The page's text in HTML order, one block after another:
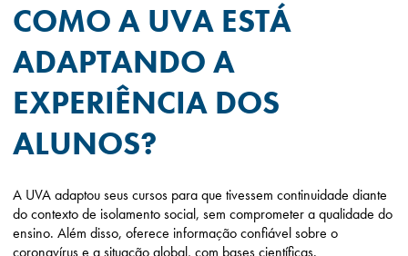
COMO A UVA ESTÁ
ADAPTANDO A
EXPERIÊNCIA DOS
ALUNOS?
A UVA adaptou seus cursos para que tivessem continuidade diante
do contexto de isolamento social, sem comprometer a qualidade do
ensino. Além disso, oferece informação confiável sobre o
coronavírus e a situação global, com bases científicas.